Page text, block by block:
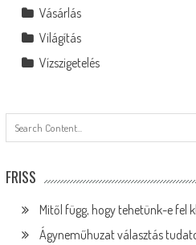
Vásárlás
Világítás
Vízszigetelés
FRISS
Mitől függ, hogy tehetünk-e fel
Ágyneműhuzat választás